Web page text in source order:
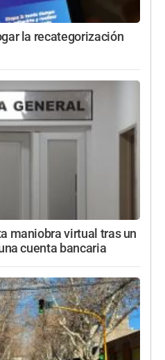
la recategorización
maniobra virtual tras un
cuenta bancaria